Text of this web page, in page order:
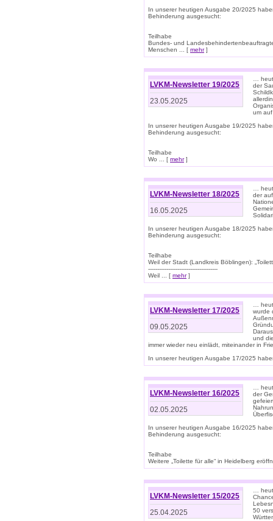
In unserer heutigen Ausgabe 20/2025
Behinderung ausgesucht:
Teilhabe
Bundes- und
Menschen ... [ mehr]
LVKM-Newsletter 19/2025
23.05.2025
…
der
um
In unserer heutigen Ausgabe 19/2025
Behinderung ausgesucht:
Teilhabe
Wo ... [ mehr]
LVKM-Newsletter 18/2025
16.05.2025
…
der
In unserer heutigen Ausgabe 18/2025
Behinderung ausgesucht:
Teilhabe
Weil der Stadt (Landkreis Böblingen):
--------------------------------------
Weil ... [ mehr]
LVKM-Newsletter 17/2025
09.05.2025
…
wurde
und
immer wieder neu einlädt, miteinander in
In unserer heutigen Ausgabe 17/2025
LVKM-Newsletter 16/2025
02.05.2025
…
der
In unserer heutigen Ausgabe 16/2025
Behinderung ausgesucht:
Teilhabe
Weitere „Toilette für alle“ in Heidelberg
LVKM-Newsletter 15/2025
25.04.2025
…
50